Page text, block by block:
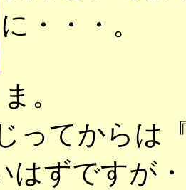
に・・・。
。
ってからは
はずですが